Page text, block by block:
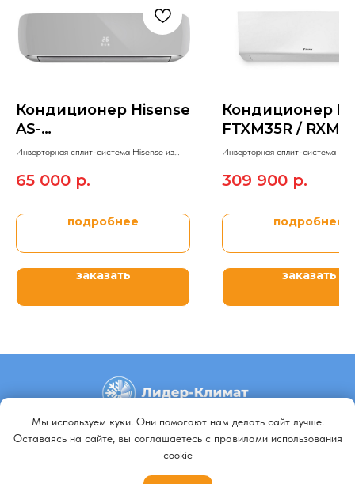
Кондиционер Hisense
AS-
13UW4RVETG01G(S)
Инверторная сплит-система Hisense из
DC Inverter 2023.
65 000 р.
подробнее
заказать
Кондиционер
FTXM35R /
Инверторная сплит-система
309 900 р.
подробнее
заказать
+79140648798
+79647092229
Мы используем куки. Они помогают нам делать сайт лучше.
Оставаясь на сайте, вы соглашаетесь с правилами использования
cookie